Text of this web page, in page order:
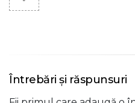
Întrebări și răspunsuri